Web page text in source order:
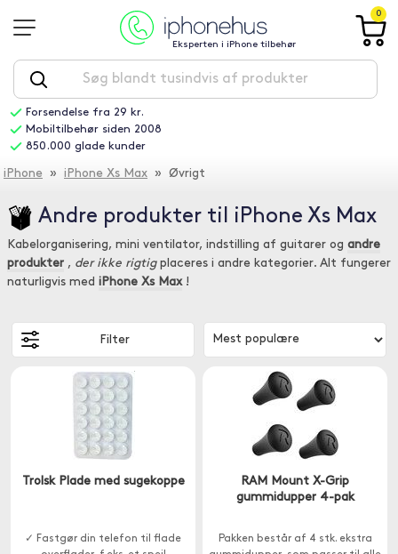
Eksperten i iPhone tilbehør
0
Forsendelse fra 29 kr.
Mobiltilbehør siden 2008
850.000 glade kunder
iPhone » iPhone Xs Max » Øvrigt
Andre produkter til iPhone Xs Max
Kabelorganisering, mini ventilator, indstilling af guitarer og andre
produkter , der ikke rigtigplaceres i andre kategorier. Alt fungerer
naturligvis med iPhone Xs Max!
Filter
Trolsk Plade med sugekoppe
✓ Fastgør din telefon til flade
RAM Mount X-Grip
gummidupper 4-pak
Pakken består af 4 stk. ekstra